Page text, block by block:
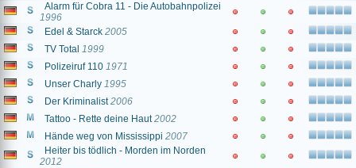
Alarm für Cobra 11 - Die Autobahnpolizei
1996
Edel & Starck 2005
TV Total 1999
Polizeiruf 110 1971
Unser Charly 1995
Der Kriminalist 2006
Tattoo - Rette deine Haut 2002
Hände weg von Mississippi 2007
Heiter bis tödlich - Morden im Norden
2012